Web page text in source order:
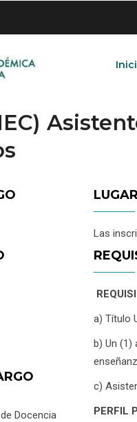
Docencia
Las
a) Título
b) Un (1)
c)
PERFIL